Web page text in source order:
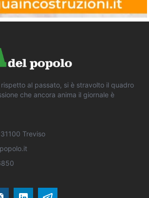
al passato, si è stravolto il quadro
che ancora anima il giornale è
Treviso